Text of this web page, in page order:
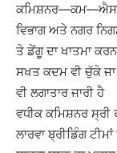
ਵਿਭਾਗ ਅਤੇ ਨਗਰ
ਤੇ ਡੇਂਗੂ ਦਾ ਖਾਤਮਾ
ਸਖਤ ਕਦਮ ਵੀ ਚੁੱਕੇ
ਵੀ ਲਗਾਤਾਰ ਜਾਰੀ ਹੈ
ਵਧੀਕ ਕਮਿਸ਼ਨਰ ਸ੍ਰੀ
ਲਾਰਵਾ ਬ੍ਰੀਡਿੰਗ